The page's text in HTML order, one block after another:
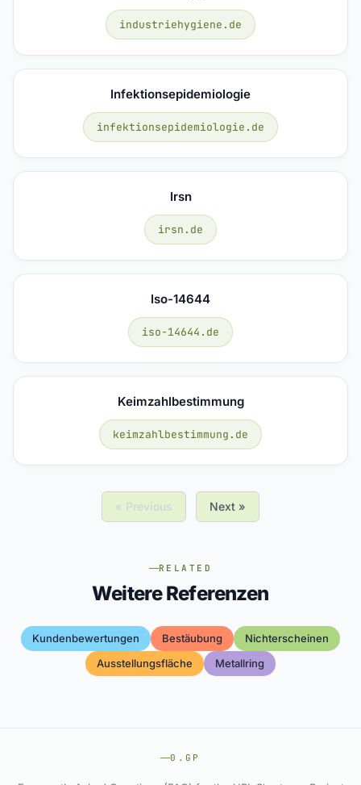
industriehygiene.de
Infektionsepidemiologie
infektionsepidemiologie.de
Irsn
irsn.de
Iso-14644
iso-14644.de
Keimzahlbestimmung
keimzahlbestimmung.de
« Previous Next »
RELATED
Weitere Referenzen
Kundenbewertungen Bestäubung
Nichterscheinen
Ausstellungsfläche
Metallring
0.GP